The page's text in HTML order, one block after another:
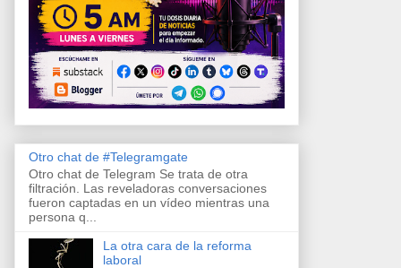
Otro chat de #Telegramgate
Otro chat de Telegram Se trata de otra
filtración. Las reveladoras conversaciones
fueron captadas en un vídeo mientras una
persona q...
La otra cara de la reforma
laboral